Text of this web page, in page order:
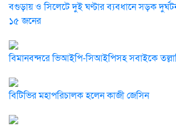
বগুড়ায় ও সিলেটে দুই ঘণ্টার ব্যবধানে সড়ক
১৫ জনের
বিমানবন্দরে ভিআইপি-সিআইপিসহ সবাইকে
বিটিভির মহাপরিচালক হলেন কাজী জেসিন